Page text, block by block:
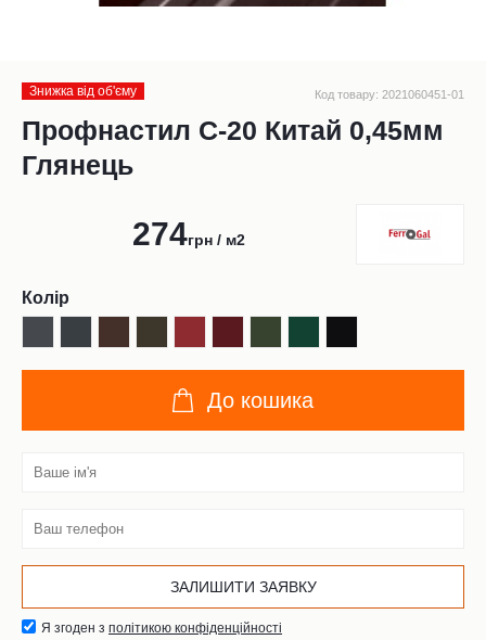
Знижка від обʹєму Код товару: 2021060451-01
Профнастил С-20 Китай 0,45мм
Глянець
274грн / м2
Колір
До кошика
Я згоден з політикою конфіденційності